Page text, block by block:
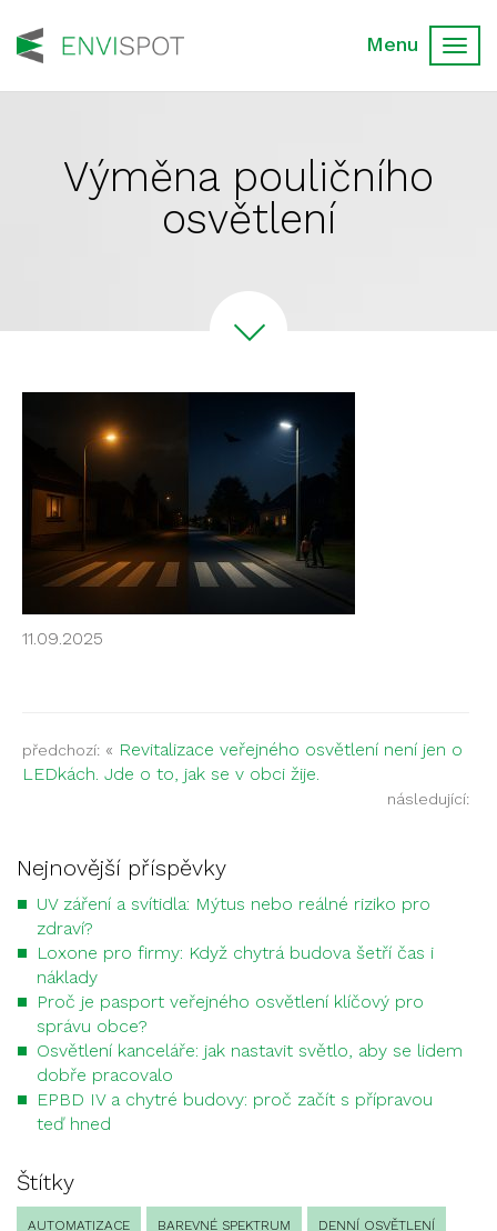
Výměna pouličního
osvětlení
11.09.2025
předchozí: « Revitalizace veřejného osvětlení není jen o
LEDkách. Jde o to, jak se v obci žije.
následující:
Nejnovější příspěvky
UV záření a svítidla: Mýtus nebo reálné riziko pro
zdraví?
Loxone pro firmy: Když chytrá budova šetří čas i
náklady
Proč je pasport veřejného osvětlení klíčový pro
správu obce?
Osvětlení kanceláře: jak nastavit světlo, aby se lidem
dobře pracovalo
EPBD IV a chytré budovy: proč začít s přípravou
teď hned
Štítky
AUTOMATIZACE BAREVNÉ SPEKTRUM DENNÍ OSVĚTLENÍ